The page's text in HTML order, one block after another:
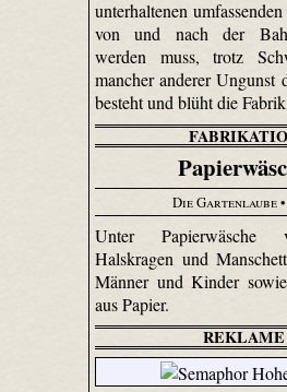
unterhaltenen
von und nach der
werden muss, trotz
mancher anderer Ungunst
besteht und blüht die
Die Gartenlaube
Unter Papierwäsche
Halskragen und
Männer und Kinder
aus Papier.
REKLAME